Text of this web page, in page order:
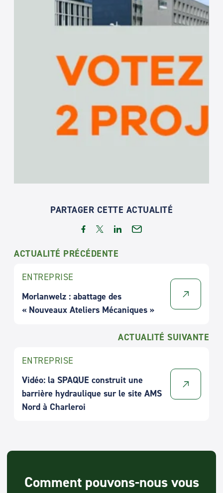
PARTAGER CETTE ACTUALITÉ
ACTUALITÉ PRÉCÉDENTE
ENTREPRISE
Morlanwelz : abattage des
« Nouveaux Ateliers Mécaniques »
ACTUALITÉ SUIVANTE
ENTREPRISE
Vidéo: la SPAQUE construit une
barrière hydraulique sur le site AMS
Nord à Charleroi
Comment pouvons-nous vous